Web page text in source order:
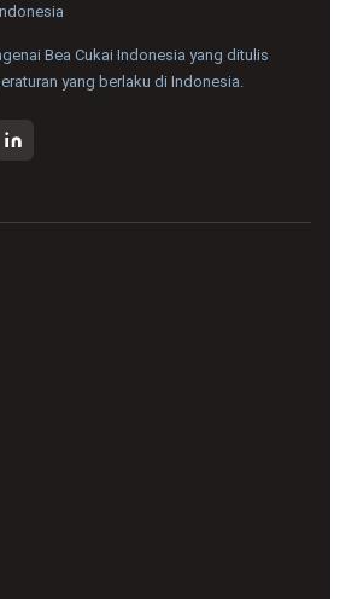
Bea Cukai Indonesia yang ditulis
yang berlaku di Indonesia.